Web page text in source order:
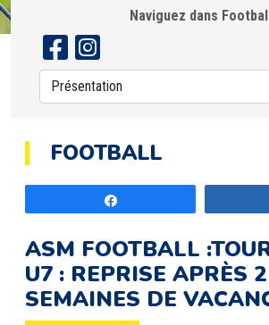
Naviguez dans
FOOTBALL
ASM FOOTBALL
U7 : REPRISE APRÈS 2
SEMAINES DE